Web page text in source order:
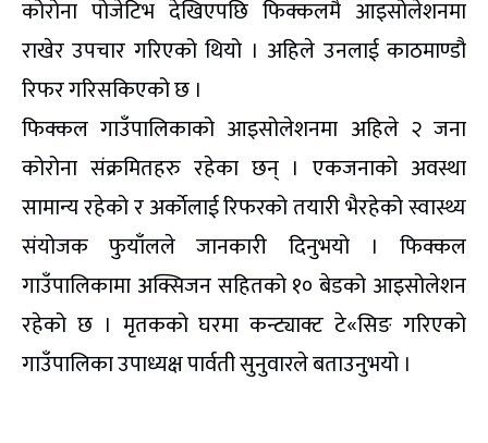
कोरोना पोजेटिभ देखिएपछि फिक्कलमै आइसोलेशनमा
राखेर उपचार गरिएको थियो । अहिले उनलाई काठमाण्डौ
रिफर गरिसकिएको छ ।
फिक्कल गाउँपालिकाको आइसोलेशनमा अहिले २ जना
कोरोना संक्रमितहरु रहेका छन् । एकजनाको अवस्था
सामान्य रहेको र अर्काेलाई रिफरको तयारी भैरहेको स्वास्थ्य
संयोजक फुयाँलले जानकारी दिनुभयो । फिक्कल
गाउँपालिकामा अक्सिजन सहितको १० बेडको आइसोलेशन
रहेको छ । मृतकको घरमा कन्ट्याक्ट टे«सिङ गरिएको
गाउँपालिका उपाध्यक्ष पार्वती सुनुवारले बताउनुभयो ।